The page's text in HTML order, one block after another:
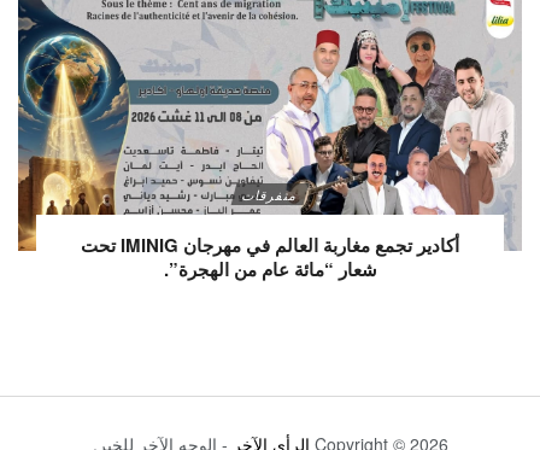
متفرقات
أكادير تجمع مغاربة العالم في مهرجان IMINIG تحت
شعار “مائة عام من الهجرة”.
Copyright © 2026 الرأي الآخر - الوجه الآخر للخبر.